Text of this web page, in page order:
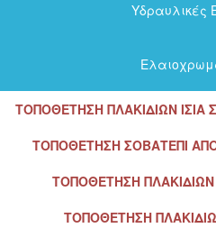
Υδραυλικές
ΤΟΠΟΘΕΤΗΣΗ ΠΛΑΚΙΔΙΩΝ
ΤΟΠΟΘΕΤΗΣΗ ΣΟΒΑΤΕΠΙ
ΤΟΠΟΘΕΤΗΣΗ
ΤΟΠΟΘΕΤΗΣΗ